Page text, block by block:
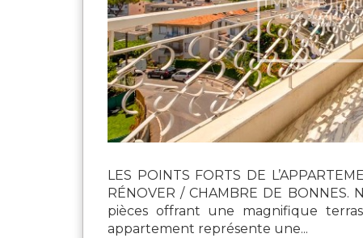
LES POINTS FORTS DE
RÉNOVER / CHAMBRE DE
pièces offrant une magnifique
appartement représente une...